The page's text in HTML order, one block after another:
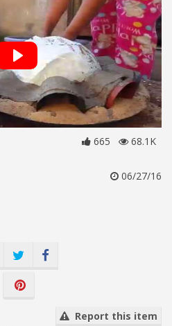
665 68.1K
06/27/16
Report this item